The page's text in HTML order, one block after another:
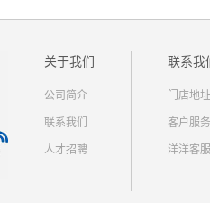
关于我们
公司简介
联系我们
人才招聘
联系我
门店地址
客户服务
洋洋客服